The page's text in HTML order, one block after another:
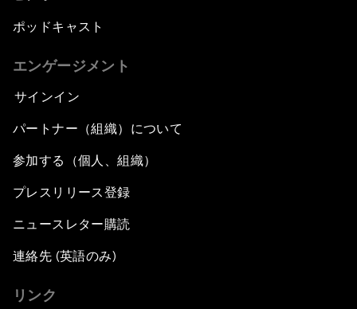
ポッドキャスト
エンゲージメント
サインイン
パートナー（組織）について
参加する（個人、組織）
プレスリリース登録
ニュースレター購読
連絡先 (英語のみ)
リンク